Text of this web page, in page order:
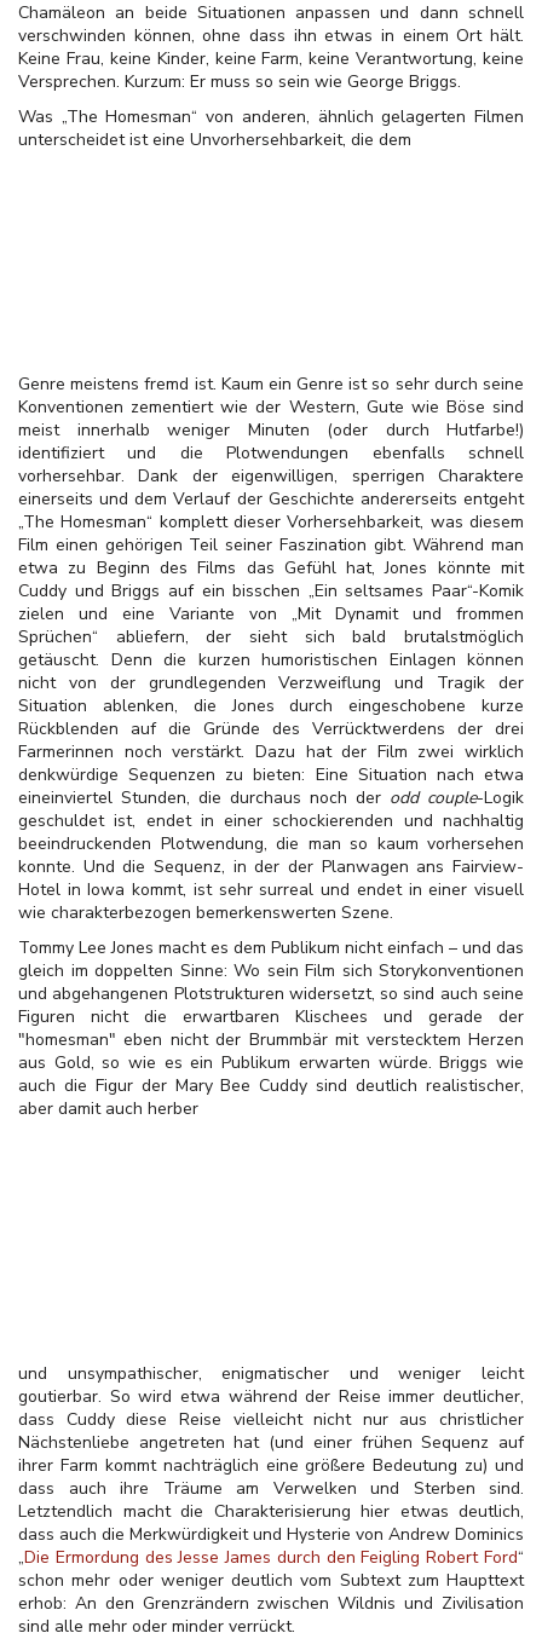
Chamäleon an beide Situationen anpassen und dann schnell
verschwinden können, ohne dass ihn etwas in einem Ort hält.
Keine Frau, keine Kinder, keine Farm, keine Verantwortung, keine
Versprechen. Kurzum: Er muss so sein wie George Briggs.
Was „The Homesman“ von anderen, ähnlich gelagerten Filmen
unterscheidet ist eine Unvorhersehbarkeit, die dem
Genre meistens fremd ist. Kaum ein Genre ist so sehr durch seine
Konventionen zementiert wie der Western, Gute wie Böse sind
meist innerhalb weniger Minuten (oder durch Hutfarbe!)
identifiziert und die Plotwendungen ebenfalls schnell
vorhersehbar. Dank der eigenwilligen, sperrigen Charaktere
einerseits und dem Verlauf der Geschichte andererseits entgeht
„The Homesman“ komplett dieser Vorhersehbarkeit, was diesem
Film einen gehörigen Teil seiner Faszination gibt. Während man
etwa zu Beginn des Films das Gefühl hat, Jones könnte mit
Cuddy und Briggs auf ein bisschen „Ein seltsames Paar“-Komik
zielen und eine Variante von „Mit Dynamit und frommen
Sprüchen“ abliefern, der sieht sich bald brutalstmöglich
getäuscht. Denn die kurzen humoristischen Einlagen können
nicht von der grundlegenden Verzweiflung und Tragik der
Situation ablenken, die Jones durch eingeschobene kurze
Rückblenden auf die Gründe des Verrücktwerdens der drei
Farmerinnen noch verstärkt. Dazu hat der Film zwei wirklich
denkwürdige Sequenzen zu bieten: Eine Situation nach etwa
eineinviertel Stunden, die durchaus noch der odd couple-Logik
geschuldet ist, endet in einer schockierenden und nachhaltig
beeindruckenden Plotwendung, die man so kaum vorhersehen
konnte. Und die Sequenz, in der der Planwagen ans Fairview-
Hotel in Iowa kommt, ist sehr surreal und endet in einer visuell
wie charakterbezogen bemerkenswerten Szene.
Tommy Lee Jones macht es dem Publikum nicht einfach – und das
gleich im doppelten Sinne: Wo sein Film sich Storykonventionen
und abgehangenen Plotstrukturen widersetzt, so sind auch seine
Figuren nicht die erwartbaren Klischees und gerade der
"homesman" eben nicht der Brummbär mit verstecktem Herzen
aus Gold, so wie es ein Publikum erwarten würde. Briggs wie
auch die Figur der Mary Bee Cuddy sind deutlich realistischer,
aber damit auch herber
und unsympathischer, enigmatischer und weniger leicht
goutierbar. So wird etwa während der Reise immer deutlicher,
dass Cuddy diese Reise vielleicht nicht nur aus christlicher
Nächstenliebe angetreten hat (und einer frühen Sequenz auf
ihrer Farm kommt nachträglich eine größere Bedeutung zu) und
dass auch ihre Träume am Verwelken und Sterben sind.
Letztendlich macht die Charakterisierung hier etwas deutlich,
dass auch die Merkwürdigkeit und Hysterie von Andrew Dominics
„Die Ermordung des Jesse James durch den Feigling Robert Ford“
schon mehr oder weniger deutlich vom Subtext zum Haupttext
erhob: An den Grenzrändern zwischen Wildnis und Zivilisation
sind alle mehr oder minder verrückt.